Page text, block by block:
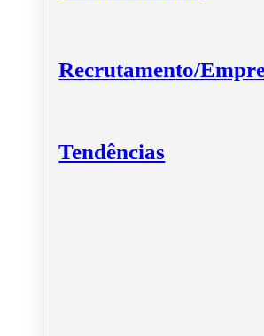
Recrutamento/
Tendências